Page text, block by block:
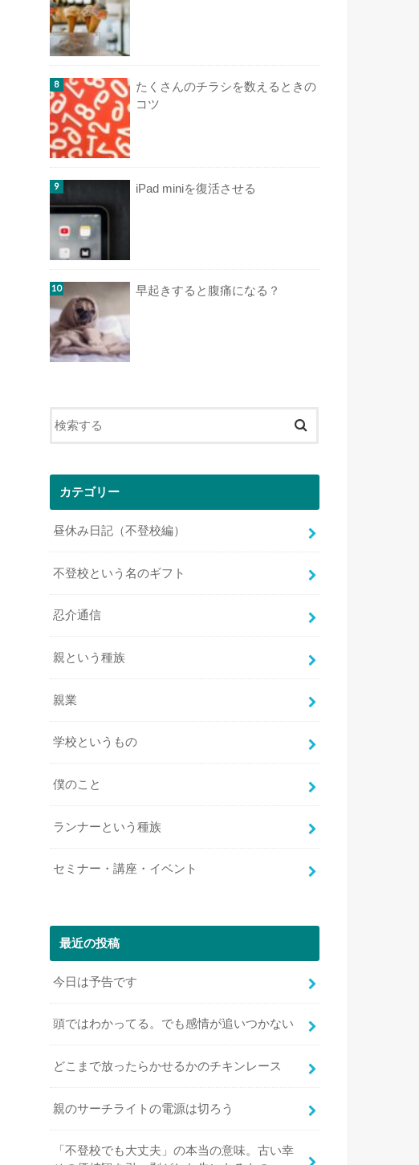
たくさんのチラシを数えるときの
コツ
iPad miniを復活させる
早起きすると腹痛になる？
カテゴリー
昼休み日記（不登校編）
不登校という名のギフト
忍介通信
親という種族
親業
学校というもの
僕のこと
ランナーという種族
セミナー・講座・イベント
最近の投稿
今日は予告です
頭ではわかってる。でも感情が追いつかない
どこまで放ったらかせるかのチキンレース
親のサーチライトの電源は切ろう
「不登校でも大丈夫」の本当の意味。古い幸